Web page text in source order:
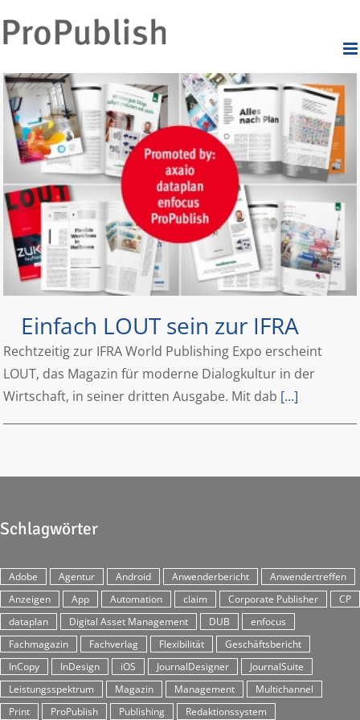
Inhalt
Einfach LOUT sein zur IFRA
Rechtzeitig zur IFRA World Publishing Expo erscheint
LOUT, das Magazin für moderne Dialogkultur in der
Wirtschaft, in seiner dritten Ausgabe. Mit dab [...]
Schlagwörter
Adobe Agentur Android Anwenderbericht
Anwendertreffen
Anzeigen
App Automation claim Corporate Publisher
CP
dataplan
Digital Asset Management DUB
enfocus
Fachmagazin
Fachverlag Flexibilität
Geschäftsbericht
InCopy
InDesign iOS JournalDesigner
JournalSuite
Leistungsspektrum
Magazin Management
Multichannel
Print
ProPublish Publishing Redaktionssystem
Durch die weitere Nutzung der Seite stimmst du der Verwendung